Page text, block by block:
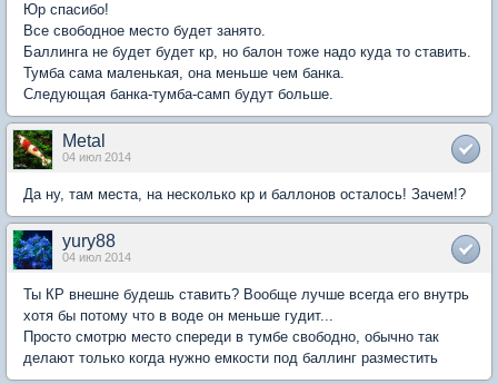
Юр спасибо!
Все свободное место будет занято.
Баллинга не будет будет кр, но балон тоже надо куда то ставить.
Тумба сама маленькая, она меньше чем банка.
Следующая банка-тумба-самп будут больше.
Metal
04 июл 2014
Да ну, там места, на несколько кр и баллонов осталось! Зачем!?
yury88
04 июл 2014
Ты КР внешне будешь ставить? Вообще лучше всегда его внутрь
хотя бы потому что в воде он меньше гудит...
Просто смотрю место спереди в тумбе свободно, обычно так
делают только когда нужно емкости под баллинг разместить